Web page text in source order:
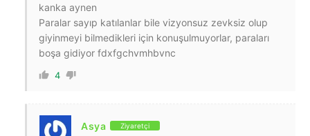
kanka aynen
Paralar sayıp katılanlar bile vizyonsuz zevksiz olup
giyinmeyi bilmedikleri için konuşulmuyorlar, paraları
boşa gidiyor fdxfgchvmhbvnc
4
Asya Ziyaretçi